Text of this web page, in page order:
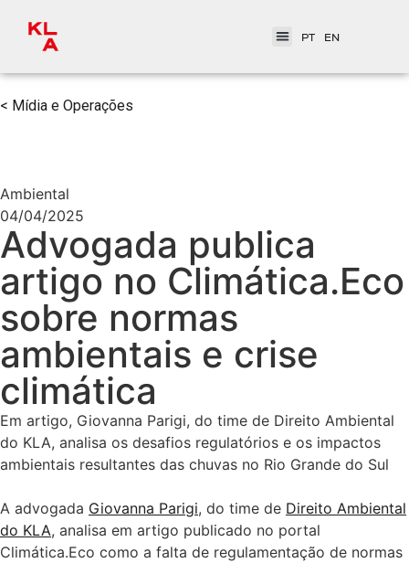
PT EN
< Mídia e Operações
Ambiental
04/04/2025
Advogada publica
artigo no Climática.Eco
sobre normas
ambientais e crise
climática
Em artigo, Giovanna Parigi, do time de Direito Ambiental
do KLA, analisa os desafios regulatórios e os impactos
ambientais resultantes das chuvas no Rio Grande do Sul
A advogada Giovanna Parigi, do time de Direito Ambiental
do KLA, analisa em artigo publicado no portal
Climática.Eco como a falta de regulamentação de normas